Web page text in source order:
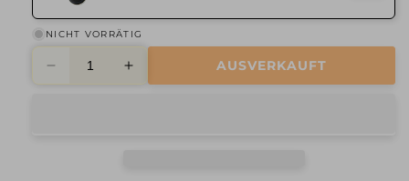
NICHT VORRÄTIG
Verringere
Erhöhe
AUSVERKAUFT